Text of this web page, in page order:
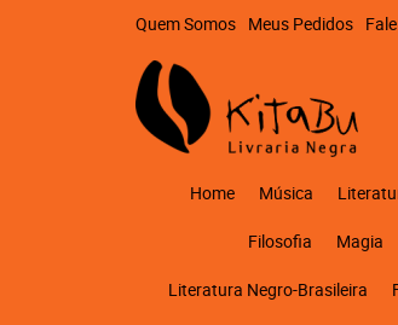
Quem Somos Meus Pedidos
Home Música
Filosofia Magia
Literatura Negro-Brasileira